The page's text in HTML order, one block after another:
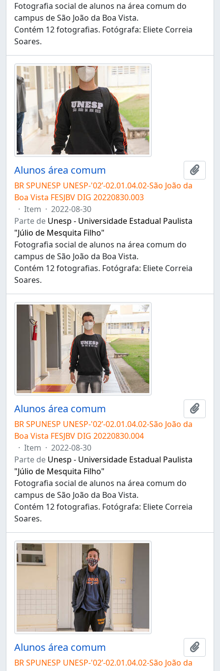
Fotografia social de alunos na área comum do
campus de São João da Boa Vista.
Contém 12 fotografias. Fotógrafa: Eliete Correia
Soares.
Alunos área comum
BR SPUNESP UNESP-'02’-02.01.04.02-São João da
Boa Vista FESJBV DIG 20220830.003
· Item · 2022-08-30
Parte de Unesp - Universidade Estadual Paulista
"Júlio de Mesquita Filho"
Fotografia social de alunos na área comum do
campus de São João da Boa Vista.
Contém 12 fotografias. Fotógrafa: Eliete Correia
Soares.
Alunos área comum
BR SPUNESP UNESP-'02’-02.01.04.02-São João da
Boa Vista FESJBV DIG 20220830.004
· Item · 2022-08-30
Parte de Unesp - Universidade Estadual Paulista
"Júlio de Mesquita Filho"
Fotografia social de alunos na área comum do
campus de São João da Boa Vista.
Contém 12 fotografias. Fotógrafa: Eliete Correia
Soares.
Alunos área comum
BR SPUNESP UNESP-'02’-02.01.04.02-São João da